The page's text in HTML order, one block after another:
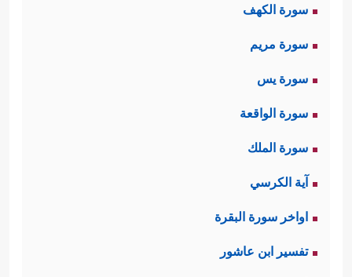
سورة الكهف
سورة مريم
سورة يس
سورة الواقعة
سورة الملك
آية الكرسي
اواخر سورة البقرة
تفسير ابن عاشور